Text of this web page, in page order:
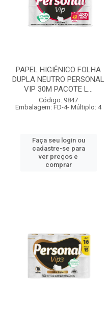
PAPEL HIGIÊNICO FOLHA
DUPLA NEUTRO PERSONAL
VIP 30M PACOTE L...
Código: 9847
Embalagem: FD-4- Múltiplo: 4
Faça seu login ou
cadastre-se para
ver preços e
comprar